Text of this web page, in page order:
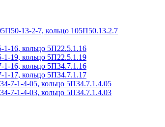
13-2-7, кольцо 105П50.13.2.7
1-16, кольцо 5П22.5.1.16
1-19, кольцо 5П22.5.1.19
1-16, кольцо 5П34.7.1.16
1-17, кольцо 5П34.7.1.17
7-1-4-05, кольцо 5П34.7.1.4.05
7-1-4-03, кольцо 5П34.7.1.4.03